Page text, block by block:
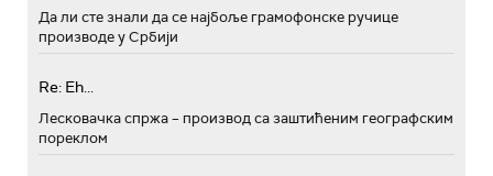
Да ли сте знали да се најбоље грамофонске ручице
производе у Србији
Re: Eh...
Лесковачка спржа – производ са заштићеним географским
пореклом